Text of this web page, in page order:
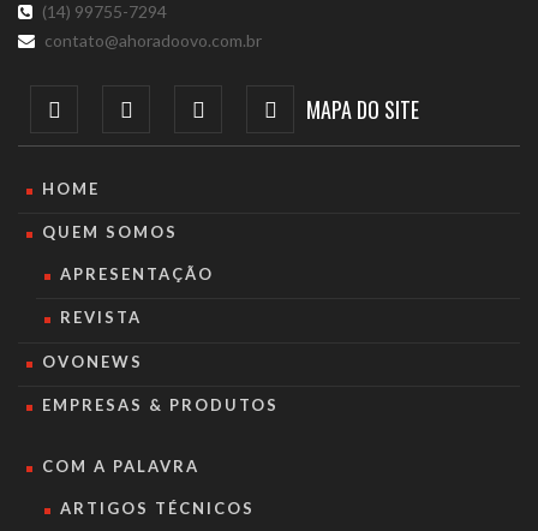
(14) 99755-7294
contato@ahoradoovo.com.br
MAPA DO SITE
HOME
QUEM SOMOS
APRESENTAÇÃO
REVISTA
OVONEWS
EMPRESAS & PRODUTOS
COM A PALAVRA
ARTIGOS TÉCNICOS